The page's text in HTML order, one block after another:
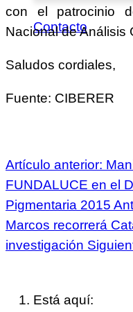
Contacto
con el patrocinio
Nacional de Análisis
Saludos cordiales,
Fuente: CIBERER
Artículo anterior:
FUNDALUCE en el
Pigmentaria 2015
Marcos recorrerá
investigación
Está aquí: